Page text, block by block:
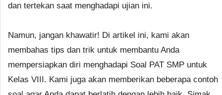
dan tertekan saat menghadapi ujian ini.
Namun, jangan khawatir! Di artikel ini, kami akan
membahas tips dan trik untuk membantu Anda
mempersiapkan diri menghadapi Soal PAT SMP untuk
Kelas VIII. Kami juga akan memberikan beberapa contoh